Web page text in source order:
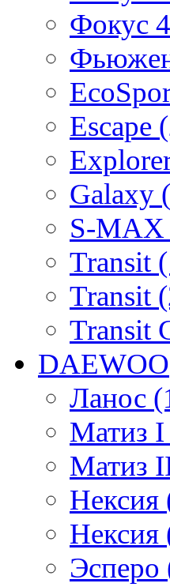
Фокус
Escape
Galaxy
S-MAX
Transit
Transit
Transit
DAEWOO
Ланос
Матиз
Матиз
Нексия
Нексия
Эсперо